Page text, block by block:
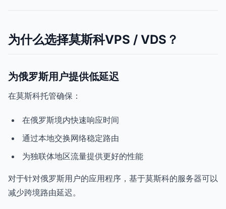
为什么选择莫斯科VPS / VDS？
为俄罗斯用户提供低延迟
在莫斯科托管确保：
在俄罗斯境内快速响应时间
通过本地交换网络稳定路由
为独联体地区流量提供更好的性能
对于针对俄罗斯用户的应用程序，基于莫斯科的服务器可以
减少跨境路由延迟。